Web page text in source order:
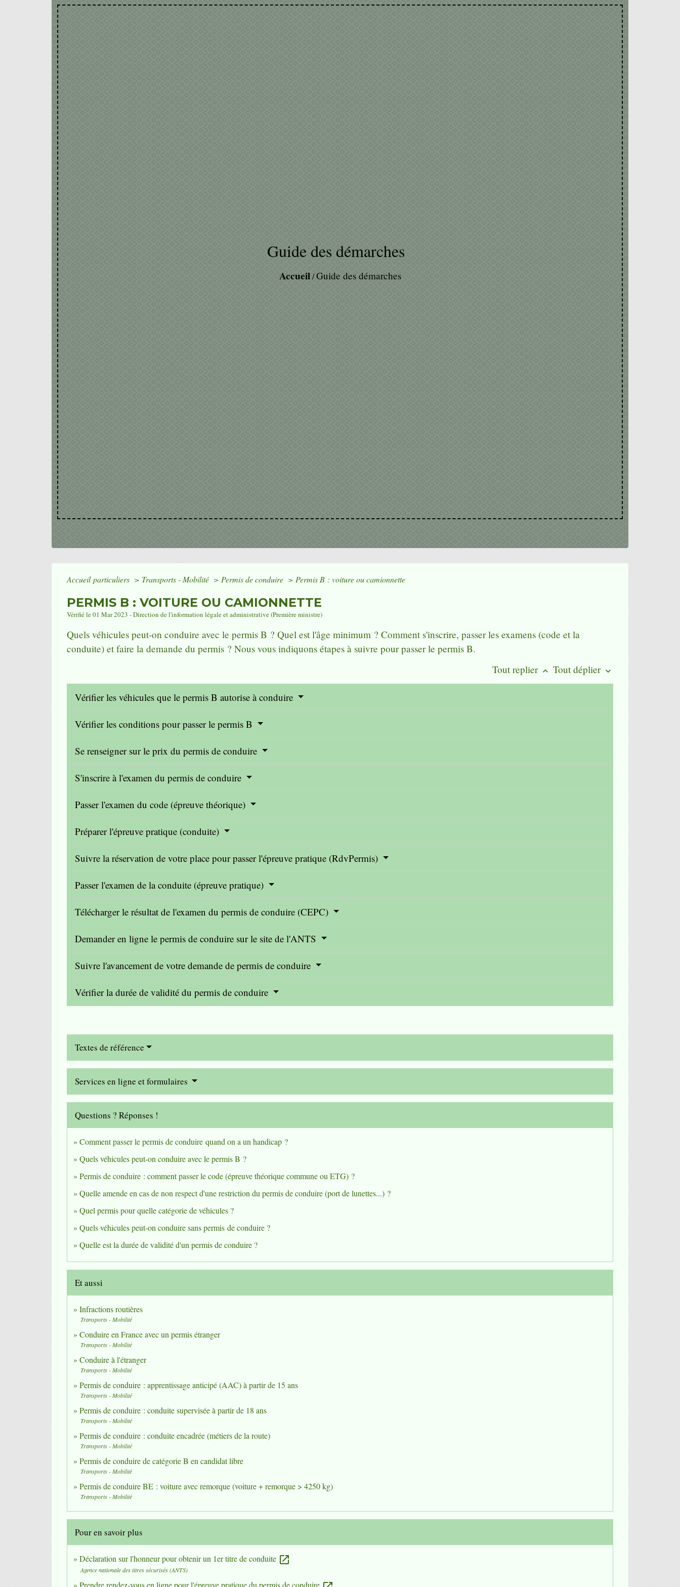
Guide des démarches
Accueil /Guide des démarches
Accueil particuliers > Transports - Mobilité > Permis de conduire > Permis B : voiture ou camionnette
PERMIS B : VOITURE OU CAMIONNETTE
Vérifié le 01 Mar 2023 - Direction de l'information légale et administrative (Première ministre)
Quels véhicules peut-on conduire avec le permis B ? Quel est l'âge minimum ? Comment s'inscrire, passer les examens (code et la
conduite) et faire la demande du permis ? Nous vous indiquons étapes à suivre pour passer le permis B.
Tout replier keyboard_arrow_up Tout déplier keyboard_arrow_down
Vérifier les véhicules que le permis B autorise à conduire
Vérifier les conditions pour passer le permis B
Se renseigner sur le prix du permis de conduire
S'inscrire à l'examen du permis de conduire
Passer l'examen du code (épreuve théorique)
Préparer l'épreuve pratique (conduite)
Suivre la réservation de votre place pour passer l'épreuve pratique (RdvPermis)
Passer l'examen de la conduite (épreuve pratique)
Télécharger le résultat de l'examen du permis de conduire (CEPC)
Demander en ligne le permis de conduire sur le site de l'ANTS
Suivre l'avancement de votre demande de permis de conduire
Vérifier la durée de validité du permis de conduire
Textes de référence
Services en ligne et formulaires
Questions ? Réponses !
Comment passer le permis de conduire quand on a un handicap ?
Quels véhicules peut-on conduire avec le permis B ?
Permis de conduire : comment passer le code (épreuve théorique commune ou ETG) ?
Quelle amende en cas de non respect d'une restriction du permis de conduire (port de lunettes...) ?
Quel permis pour quelle catégorie de véhicules ?
Quels véhicules peut-on conduire sans permis de conduire ?
Quelle est la durée de validité d'un permis de conduire ?
Et aussi
Infractions routières
Transports - Mobilité
Conduire en France avec un permis étranger
Transports - Mobilité
Conduire à l'étranger
Transports - Mobilité
Permis de conduire : apprentissage anticipé (AAC) à partir de 15 ans
Transports - Mobilité
Permis de conduire : conduite supervisée à partir de 18 ans
Transports - Mobilité
Permis de conduire : conduite encadrée (métiers de la route)
Transports - Mobilité
Permis de conduire de catégorie B en candidat libre
Transports - Mobilité
Permis de conduire BE : voiture avec remorque (voiture + remorque > 4250 kg)
Transports - Mobilité
Pour en savoir plus
Déclaration sur l'honneur pour obtenir un 1er titre de conduite open_in_new
Agence nationale des titres sécurisés (ANTS)
Prendre rendez-vous en ligne pour l'épreuve pratique du permis de conduire